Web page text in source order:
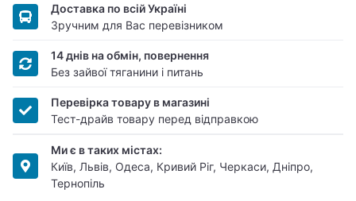
Доставка по всій Україні
Зручним для Вас перевізником
14 днів на обмін, повернення
Без зайвої тяганини і питань
Перевірка товару в магазині
Тест-драйв товару перед відправкою
Ми є в таких містах:
Київ, Львів, Одеса, Кривий Ріг, Черкаси, Дніпро,
Тернопіль